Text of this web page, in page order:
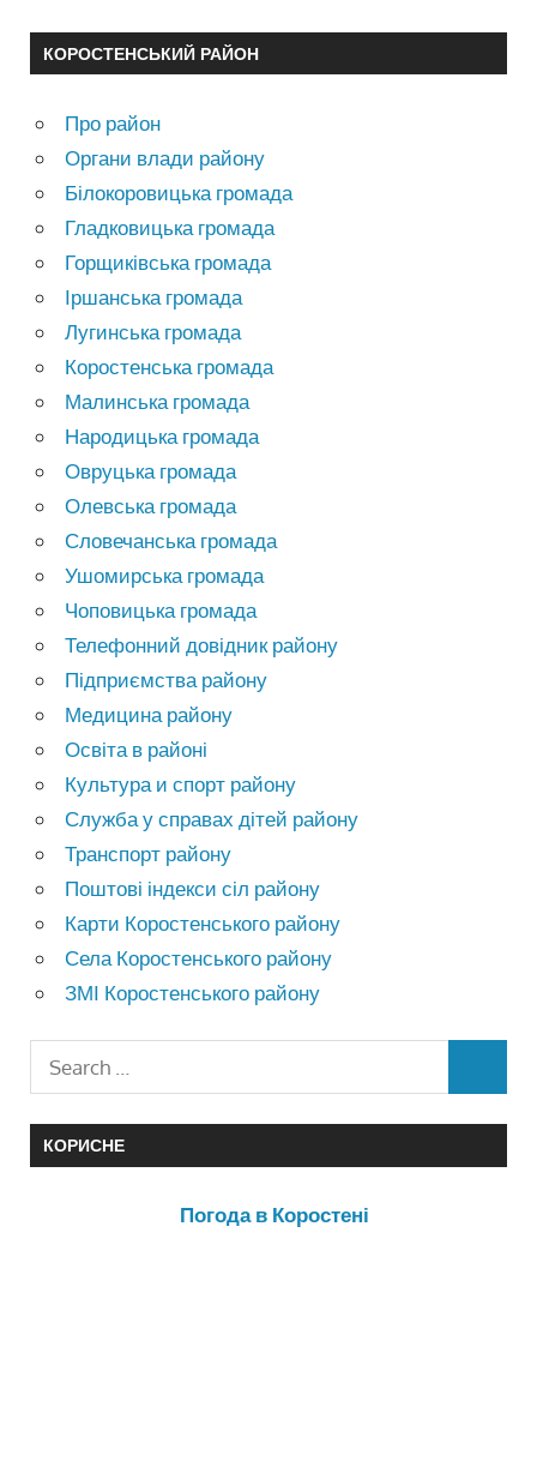
КОРОСТЕНСЬКИЙ РАЙОН
Про район
Органи влади району
Білокоровицька громада
Гладковицька громада
Горщиківська громада
Іршанська громада
Лугинська громада
Коростенська громада
Малинська громада
Народицька громада
Овруцька громада
Олевська громада
Словечанська громада
Ушомирська громада
Чоповицька громада
Телефонний довідник району
Підприємства району
Медицина району
Освіта в районі
Культура и спорт району
Служба у справах дітей району
Транспорт району
Поштові індекси сіл району
Карти Коростенського району
Села Коростенського району
ЗМІ Коростенського району
КОРИСНЕ
Погода в Коростені